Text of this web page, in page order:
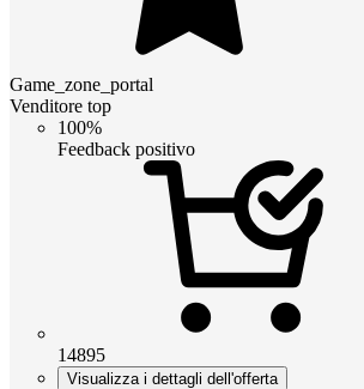
Game_zone_portal
Venditore top
100%
Feedback positivo
14895
Visualizza i dettagli dell'offerta